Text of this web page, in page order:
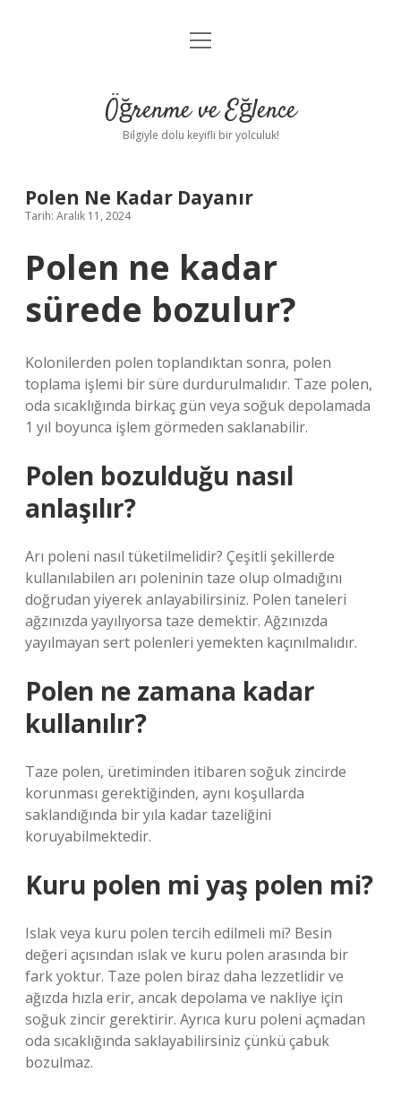
Anasayfa
Yasal Uyarı
menüyü
Öğrenme ve Eğlence
Bilgiyle dolu keyifli bir yolculuk!
Polen Ne Kadar Dayanır
Tarih: Aralık 11, 2024
Polen ne kadar
sürede bozulur?
Kolonilerden polen toplandıktan sonra, polen
toplama işlemi bir süre durdurulmalıdır. Taze polen,
oda sıcaklığında birkaç gün veya soğuk depolamada
1 yıl boyunca işlem görmeden saklanabilir.
Polen bozulduğu nasıl
anlaşılır?
Arı poleni nasıl tüketilmelidir? Çeşitli şekillerde
kullanılabilen arı poleninin taze olup olmadığını
doğrudan yiyerek anlayabilirsiniz. Polen taneleri
ağzınızda yayılıyorsa taze demektir. Ağzınızda
yayılmayan sert polenleri yemekten kaçınılmalıdır.
Polen ne zamana kadar
kullanılır?
Taze polen, üretiminden itibaren soğuk zincirde
korunması gerektiğinden, aynı koşullarda
saklandığında bir yıla kadar tazeliğini
koruyabilmektedir.
Kuru polen mi yaş polen mi?
Islak veya kuru polen tercih edilmeli mi? Besin
değeri açısından ıslak ve kuru polen arasında bir
fark yoktur. Taze polen biraz daha lezzetlidir ve
ağızda hızla erir, ancak depolama ve nakliye için
soğuk zincir gerektirir. Ayrıca kuru poleni açmadan
oda sıcaklığında saklayabilirsiniz çünkü çabuk
bozulmaz.